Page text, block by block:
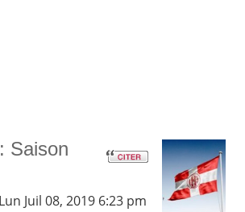
Saison
Juil 08, 2019 6:23 pm